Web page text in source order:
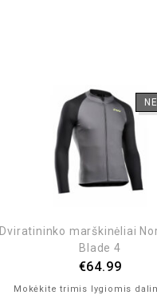
Dviratininko marškinėliai
Blade 4
€64.99
Mokėkite trimis lygiomis